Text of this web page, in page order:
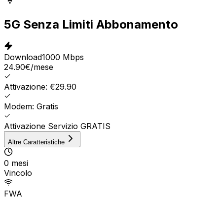
5G Senza Limiti Abbonamento
Download1000 Mbps
24.90€/mese
Attivazione: €29.90
Modem: Gratis
Attivazione Servizio GRATIS
Altre Caratteristiche
0 mesi
Vincolo
FWA